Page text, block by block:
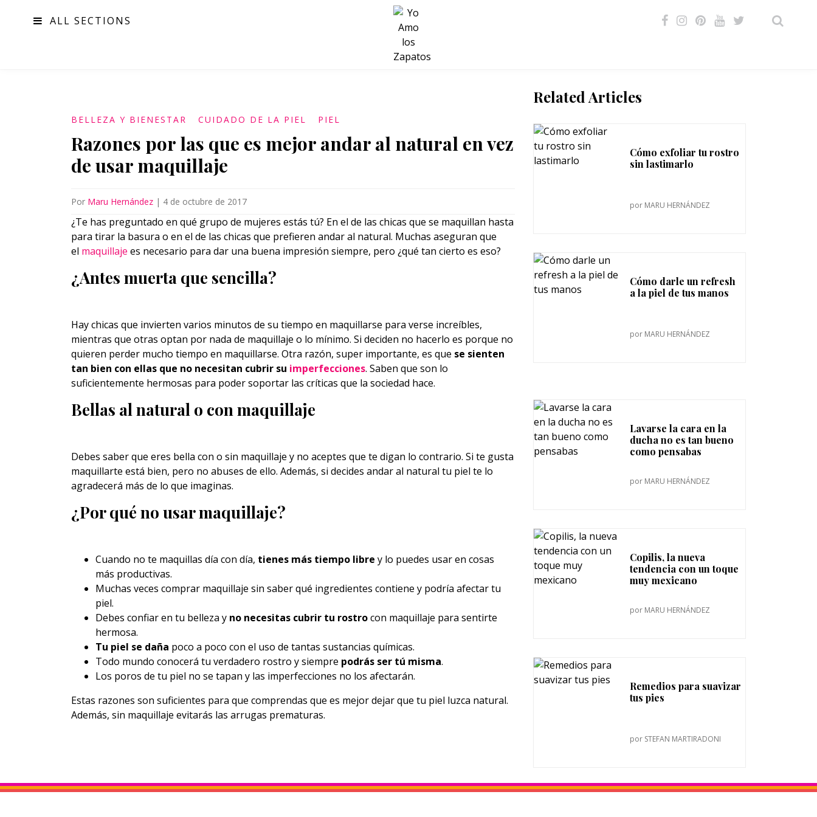
ALL SECTIONS
SALUD
BELLEZA Y BIENESTAR CUIDADO DE LA PIEL PIEL
Razones por las que es mejor andar al natural en vez
de usar maquillaje
Por Maru Hernández | 4 de octubre de 2017
¿Te has preguntado en qué grupo de mujeres estás tú? En el de las chicas que se maquillan hasta
para tirar la basura o en el de las chicas que prefieren andar al natural. Muchas aseguran que
el maquillaje es necesario para dar una buena impresión siempre, pero ¿qué tan cierto es eso?
¿Antes muerta que sencilla?
Hay chicas que invierten varios minutos de su tiempo en maquillarse para verse increíbles,
mientras que otras optan por nada de maquillaje o lo mínimo. Si deciden no hacerlo es porque no
quieren perder mucho tiempo en maquillarse. Otra razón, super importante, es que se sienten
tan bien con ellas que no necesitan cubrir su imperfecciones. Saben que son lo
suficientemente hermosas para poder soportar las críticas que la sociedad hace.
Bellas al natural o con maquillaje
Debes saber que eres bella con o sin maquillaje y no aceptes que te digan lo contrario. Si te gusta
maquillarte está bien, pero no abuses de ello. Además, si decides andar al natural tu piel te lo
agradecerá más de lo que imaginas.
¿Por qué no usar maquillaje?
Cuando no te maquillas día con día, tienes más tiempo libre y lo puedes usar en cosas
más productivas.
Muchas veces comprar maquillaje sin saber qué ingredientes contiene y podría afectar tu
piel.
Debes confiar en tu belleza y no necesitas cubrir tu rostrocon maquillaje para sentirte
hermosa.
Tu piel se daña poco a poco con el uso de tantas sustancias químicas.
Todo mundo conocerá tu verdadero rostro y siempre podrás ser tú misma.
Los poros de tu piel no se tapan y las imperfecciones no los afectarán.
Estas razones son suficientes para que comprendas que es mejor dejar que tu piel luzca natural.
Además, sin maquillaje evitarás las arrugas prematuras.
Related Articles
Cómo exfoliar tu rostro
sin lastimarlo
por MARU HERNÁNDEZ
Cómo darle un refresh
a la piel de tus manos
por MARU HERNÁNDEZ
Lavarse la cara en la
ducha no es tan bueno
como pensabas
por MARU HERNÁNDEZ
Copilis, la nueva
tendencia con un toque
muy mexicano
por MARU HERNÁNDEZ
Remedios para suavizar
tus pies
por STEFAN MARTIRADONI